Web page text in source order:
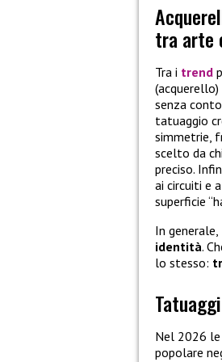
tra arte
Tra i trend
senza
tatuaggio
simmetrie,
scelto da
preciso.
ai circuiti e
superficie
In
identità.
lo stesso:
Nel 2026
popolare